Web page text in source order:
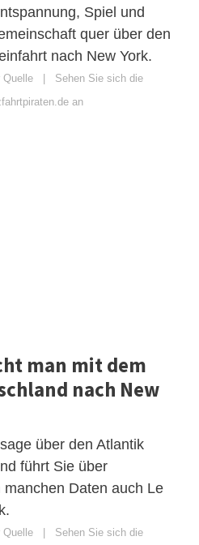
Spiel und
quer über den
nach New York.
Quelle
Sehen Sie sich die
an
man mit dem
nach New
über den Atlantik
führt Sie über
Daten auch Le
Quelle
Sehen Sie sich die